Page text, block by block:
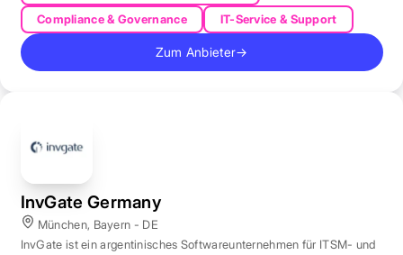
Compliance & Governance
IT-Service & Support
Zum Anbieter→
InvGate Germany
München, Bayern - DE
InvGate ist ein argentinisches Softwareunternehmen für ITSM- und